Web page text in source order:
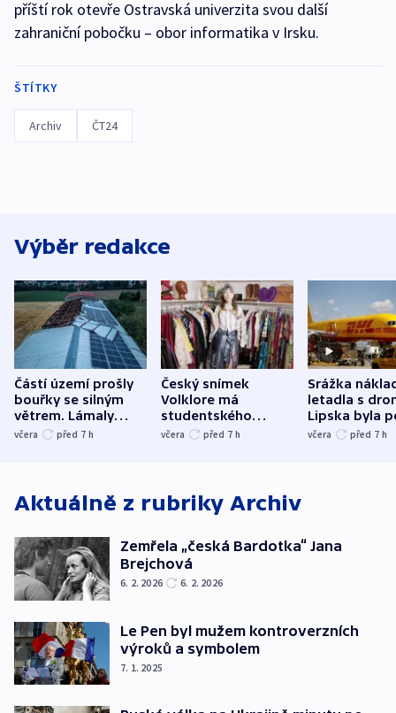
příští rok otevře Ostravská univerzita svou další
zahraniční pobočku – obor informatika v Irsku.
ŠTÍTKY
Archiv ČT24
Výběr redakce
Částí území prošly
bouřky se silným
větrem. Lámaly
stromy a poničily
včera před 7 h
Český snímek
Volklore má
studentského
Oscara, zabojuje o
včera před 7 h
Srážka
letadla s
Lipska byla
německého
včera před 7 h
Aktuálně z rubriky Archiv
Zemřela „česká Bardotka“ Jana
Brejchová
6. 2. 2026 6. 2. 2026
Le Pen byl mužem kontroverzních
výroků a symbolem
7. 1. 2025